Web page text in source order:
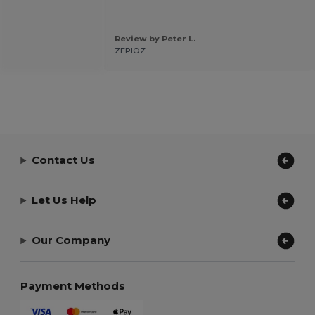
Review by Peter L.
ZEPIOZ
Contact Us
Let Us Help
Our Company
Payment Methods